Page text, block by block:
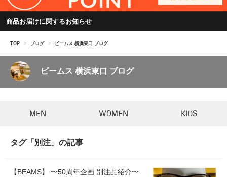
商品お届けに関するお知らせ
TOP > ブログ > ビームス 横浜東口 ブログ
ビームス 横浜東口 ブログ
MEN WOMEN KIDS
タグ「別注」の記事
【BEAMS】 〜50周年企画 別注品紹介〜